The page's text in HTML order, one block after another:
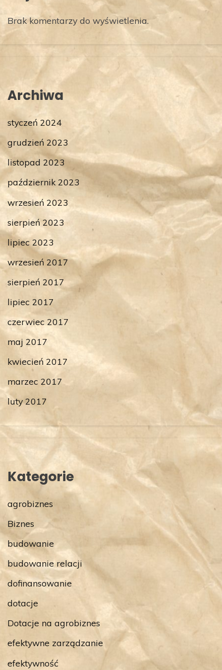
Brak komentarzy do wyświetlenia.
Archiwa
styczeń 2024
grudzień 2023
listopad 2023
październik 2023
wrzesień 2023
sierpień 2023
lipiec 2023
wrzesień 2017
sierpień 2017
lipiec 2017
czerwiec 2017
maj 2017
kwiecień 2017
marzec 2017
luty 2017
Kategorie
agrobiznes
Biznes
budowanie
budowanie relacji
dofinansowanie
dotacje
Dotacje na agrobiznes
efektywne zarządzanie
efektywność